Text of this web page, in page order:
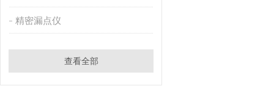
精密漏点仪
查看全部